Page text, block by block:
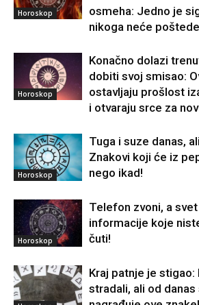
Horoskop
osmeha: Jedno je
nikoga neće
Horoskop
Konačno dolazi
dobiti svoj smisao:
ostavljaju prošlost
i otvaraju srce za
Horoskop
Tuga i suze danas,
Znakovi koji će iz
nego ikad!
Horoskop
Telefon zvoni, a
informacije koje
čuti!
Kraj patnje je stigao:
stradali, ali od